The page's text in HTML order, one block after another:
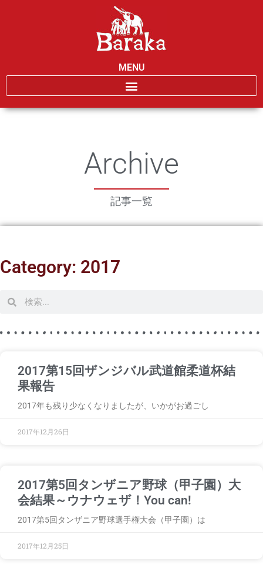
MENU
Archive
記事一覧
Category: 2017
検
2017第15回ザンジバル武道館柔道杯結
果報告
2017年も残り少なくなりましたが、いかがお過ごし
2017年12月26日
2017第5回タンザニア野球（甲子園）大
会結果～ウナウェザ！You can!
2017第5回タンザニア野球選手権大会（甲子園）は
2017年12月25日
ー ー